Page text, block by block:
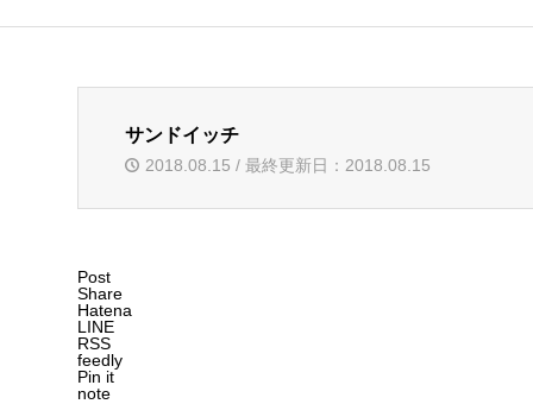
サンドイッチ
2018.08.15 / 最終更新日：2018.08.15
Post
Share
Hatena
LINE
RSS
feedly
Pin it
note